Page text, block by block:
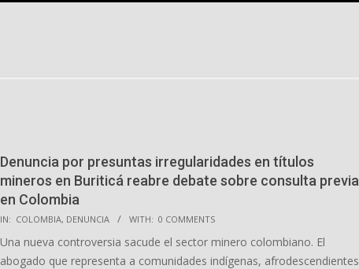
Denuncia por presuntas irregularidades en títulos
mineros en Buriticá reabre debate sobre consulta previa
en Colombia
2026-
04-
28
IN: COLOMBIA, DENUNCIA WITH: 0 COMMENTS
Una nueva controversia sacude el sector minero colombiano. El
abogado que representa a comunidades indígenas, afrodescendientes